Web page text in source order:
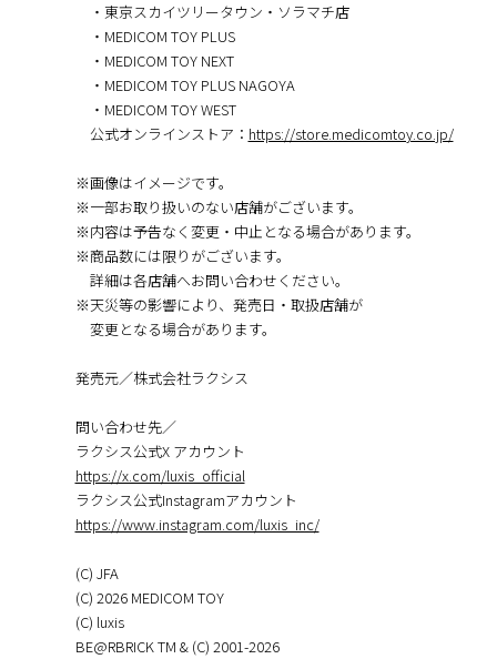
・東京スカイツリータウン・ソラマチ店
・MEDICOM TOY PLUS
・MEDICOM TOY NEXT
・MEDICOM TOY PLUS NAGOYA
・MEDICOM TOY WEST
公式オンラインストア： https://store.medicomtoy.co.jp/
※画像はイメージです。
※⼀部お取り扱いのない店舗がございます。
※内容は予告なく変更・中⽌となる場合があります。
※商品数には限りがございます。
詳細は各店舗へお問い合わせください。
※天災等の影響により、発売⽇・取扱店舗が
変更となる場合があります。
発売元／株式会社ラクシス
問い合わせ先／
ラクシス公式X アカウント
https://x.com/luxis_official
ラクシス公式Instagramアカウント
https://www.instagram.com/luxis_inc/
(C) JFA
(C) 2026 MEDICOM TOY
(C) luxis
BE@RBRICK TM & (C) 2001-2026